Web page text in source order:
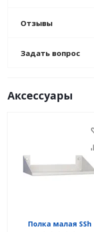
Отзывы
Задать вопрос
Аксессуары
Полка малая SSh